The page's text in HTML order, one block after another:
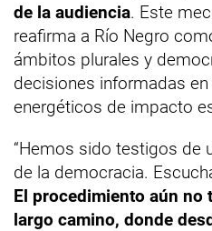
de la audiencia. Este
reafirma a Río Negro
ámbitos plurales y
decisiones informadas
energéticos de impacto
“Hemos sido testigos de
de la democracia.
El procedimiento aún no
largo camino, donde